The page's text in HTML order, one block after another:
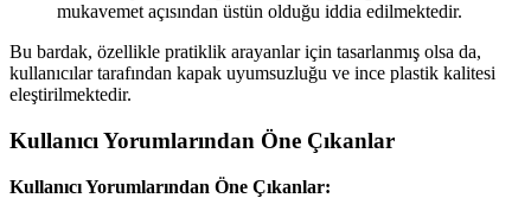
mukavemet açısından üstün olduğu iddia edilmektedir.
Bu bardak, özellikle pratiklik arayanlar için tasarlanmış olsa da,
kullanıcılar tarafından kapak uyumsuzluğu ve ince plastik kalitesi
eleştirilmektedir.
Kullanıcı Yorumlarından Öne Çıkanlar
Kullanıcı Yorumlarından Öne Çıkanlar: